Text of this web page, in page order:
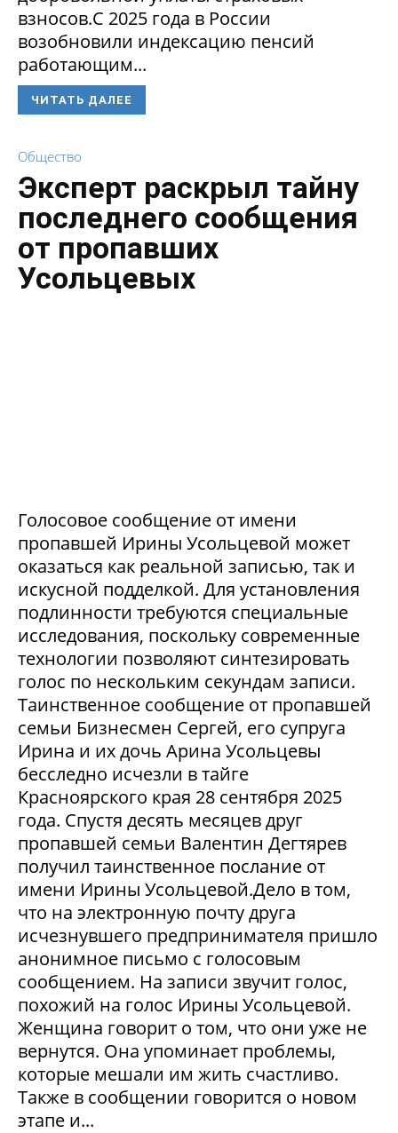
взносов.С 2025 года в России
возобновили индексацию пенсий
работающим...
ЧИТАТЬ ДАЛЕЕ
Общество
Эксперт раскрыл тайну
последнего сообщения
от пропавших
Усольцевых
Голосовое сообщение от имени
пропавшей Ирины Усольцевой может
оказаться как реальной записью, так и
искусной подделкой. Для установления
подлинности требуются специальные
исследования, поскольку современные
технологии позволяют синтезировать
голос по нескольким секундам записи.
Таинственное сообщение от пропавшей
семьи Бизнесмен Сергей, его супруга
Ирина и их дочь Арина Усольцевы
бесследно исчезли в тайге
Красноярского края 28 сентября 2025
года. Спустя десять месяцев друг
пропавшей семьи Валентин Дегтярев
получил таинственное послание от
имени Ирины Усольцевой.Дело в том,
что на электронную почту друга
исчезнувшего предпринимателя пришло
анонимное письмо с голосовым
сообщением. На записи звучит голос,
похожий на голос Ирины Усольцевой.
Женщина говорит о том, что они уже не
вернутся. Она упоминает проблемы,
которые мешали им жить счастливо.
Также в сообщении говорится о новом
этапе и...